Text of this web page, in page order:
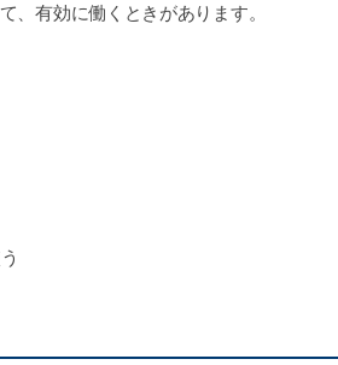
、有効に働くときがあります。